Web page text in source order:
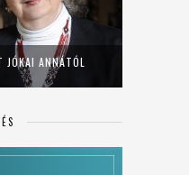
ANNÁTÓL